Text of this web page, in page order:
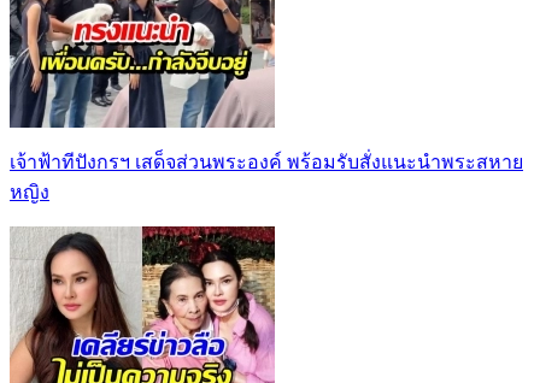
เจ้าฟ้าทีปังกรฯ เสด็จส่วนพระองค์ พร้อมรับสั่งแนะนำพระสหาย
หญิง